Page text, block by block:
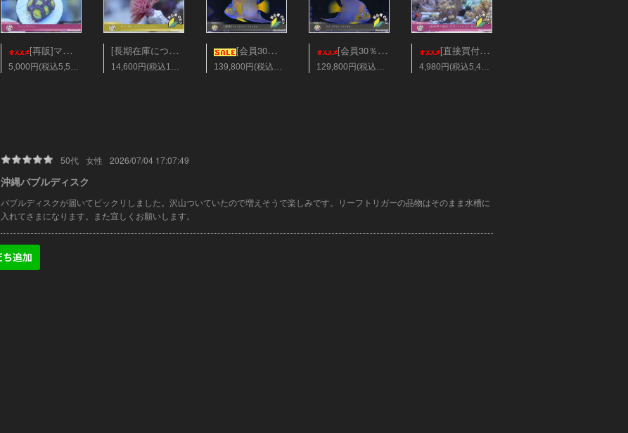
[再販]マメスナギンチャク フラグ28mm ソラマメ
5,000円(税込5,500円)
[長期在庫につき会員25%オフ][レア]美ハードチューブ オレンジレッド Sサイズ
14,600円(税込16,060円)
[会員30％オフ][超美]ベリーズ/クィーンエンゼル XLサイズ
139,800円(税込153,780円)
[会員30％オフ][超美]ベリーズ/クィーンエンゼル XLサイズ
129,800円(税込142,780円)
[直接買付個体]日本/キバナトサカ 美カラー Mサイズ
4,980円(税込5,478円)
50代 女性 2026/07/04 17:07:49
沖縄バブルディスク
バブルディスクが届いてビックリしました。沢山ついていたので増えそうで楽しみです。リーフトリガーの品物はそのまま水槽に
入れてさまになります。また宜しくお願いします。